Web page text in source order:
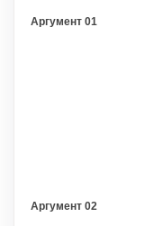
Аргумент 01
Аргумент 02